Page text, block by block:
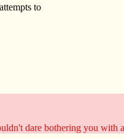
to
dare bothering you with